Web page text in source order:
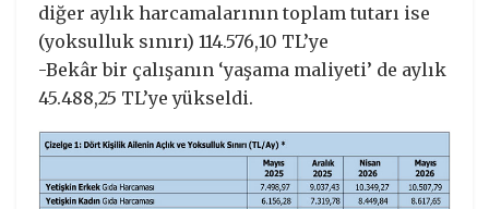
diğer aylık harcamalarının toplam tutarı ise
(yoksulluk sınırı) 114.576,10 TL’ye
-Bekâr bir çalışanın ‘yaşama maliyeti’ de aylık
45.488,25 TL’ye yükseldi.